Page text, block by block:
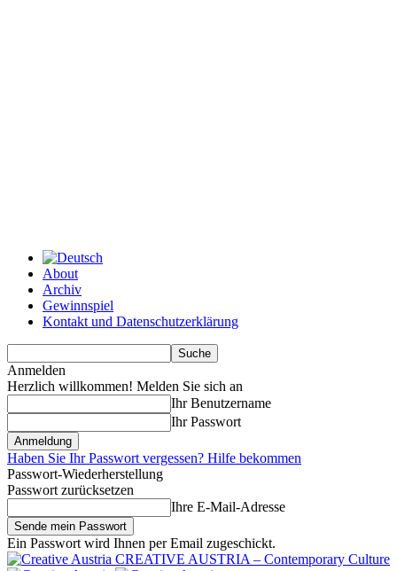
About
Archiv
Gewinnspiel
Kontakt und Datenschutzerklärung
Anmelden
Herzlich willkommen! Melden Sie sich an
Ihr Benutzername
Ihr Passwort
Haben Sie Ihr Passwort vergessen? Hilfe bekommen
Passwort-Wiederherstellung
Passwort zurücksetzen
Ihre E-Mail-Adresse
Ein Passwort wird Ihnen per Email zugeschickt.
CREATIVE AUSTRIA – Contemporary Culture